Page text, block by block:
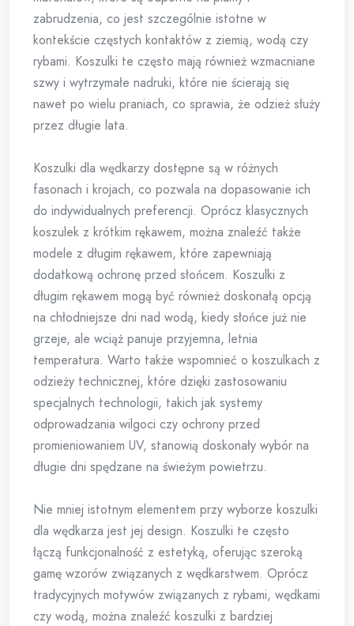
zabrudzenia, co jest szczególnie istotne w
kontekście częstych kontaktów z ziemią, wodą czy
rybami. Koszulki te często mają również wzmacniane
szwy i wytrzymałe nadruki, które nie ścierają się
nawet po wielu praniach, co sprawia, że odzież służy
przez długie lata.
Koszulki dla wędkarzy dostępne są w różnych
fasonach i krojach, co pozwala na dopasowanie ich
do indywidualnych preferencji. Oprócz klasycznych
koszulek z krótkim rękawem, można znaleźć także
modele z długim rękawem, które zapewniają
dodatkową ochronę przed słońcem. Koszulki z
długim rękawem mogą być również doskonałą opcją
na chłodniejsze dni nad wodą, kiedy słońce już nie
grzeje, ale wciąż panuje przyjemna, letnia
temperatura. Warto także wspomnieć o koszulkach z
odzieży technicznej, które dzięki zastosowaniu
specjalnych technologii, takich jak systemy
odprowadzania wilgoci czy ochrony przed
promieniowaniem UV, stanowią doskonały wybór na
długie dni spędzane na świeżym powietrzu.
Nie mniej istotnym elementem przy wyborze koszulki
dla wędkarza jest jej design. Koszulki te często
łączą funkcjonalność z estetyką, oferując szeroką
gamę wzorów związanych z wędkarstwem. Oprócz
tradycyjnych motywów związanych z rybami, wędkami
czy wodą, można znaleźć koszulki z bardziej